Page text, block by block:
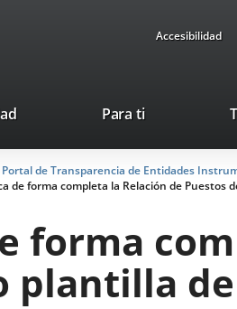
Accesibilidad
Para ti
Portal de Transparencia de Entidades
de forma completa la Relación de Puestos
forma
plantilla